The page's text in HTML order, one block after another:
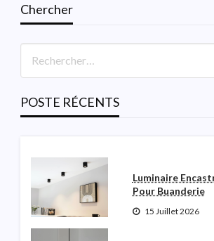
Chercher
POSTE RÉCENTS
SALLE DE BAINS
Lumière De Vanité
Italienne Pour La
Poudre
Robinette N Garceau
Luminaire
Pour Buanderie
15 Juillet 2026